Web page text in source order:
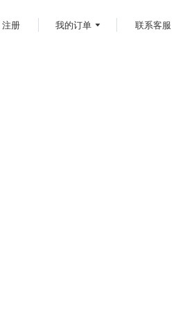
注册 我的订单 联系客服